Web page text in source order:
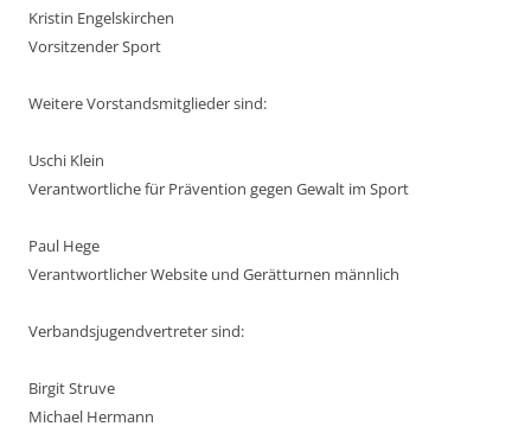
Kristin Engelskirchen
Vorsitzender Sport
Weitere Vorstandsmitglieder sind:
Uschi Klein
Verantwortliche für Prävention gegen Gewalt im Sport
Paul Hege
Verantwortlicher Website und Gerätturnen männlich
Verbandsjugendvertreter sind:
Birgit Struve
Michael Hermann